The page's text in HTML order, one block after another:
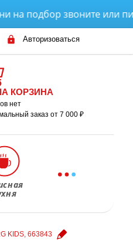
звоните или
Авторизоваться
КОРЗИНА
нет
заказ от 7 000 ₽
KIDS, 663843